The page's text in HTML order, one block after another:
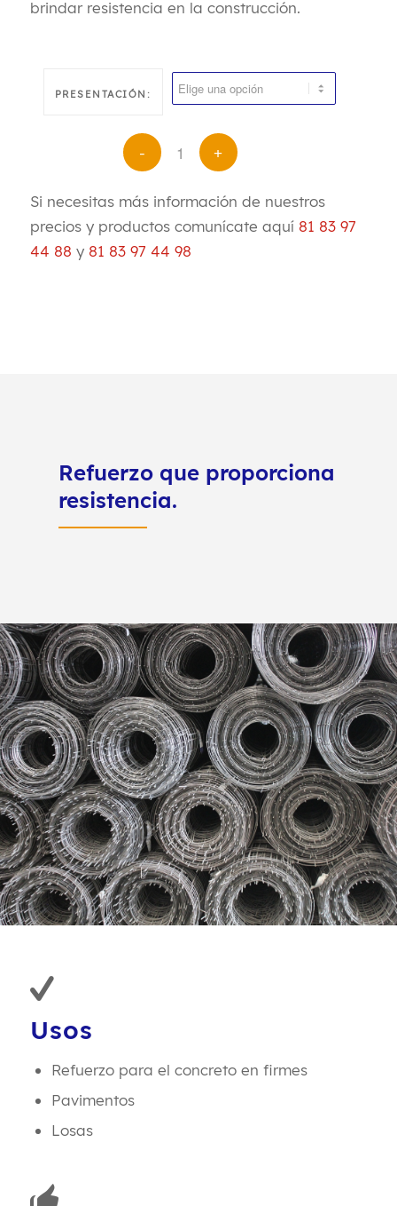
brindar resistencia en la construcción.
PRESENTACIÓN:
Si necesitas más información de nuestros
precios y productos comunícate aquí 81 83 97
44 88 y 81 83 97 44 98
Refuerzo que proporciona
resistencia.
Usos
Refuerzo para el concreto en firmes
Pavimentos
Losas